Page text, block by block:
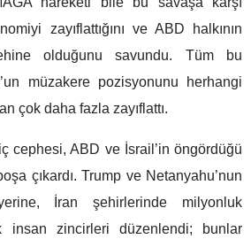
zayıflattığını ve ABD halkının
olduğunu savundu. Tüm bu
müzakere pozisyonunu herhangi
çok daha fazla zayıflattı.
iç cephesi, ABD ve İsrail’in öngördüğü
çıkardı. Trump ve Netanyahu’nun
İran şehirlerinde milyonluk
insan zincirleri düzenlendi; bunlar